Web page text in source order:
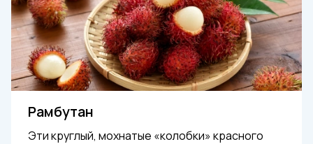
Рамбутан
Эти круглый, мохнатые «колобки» красного